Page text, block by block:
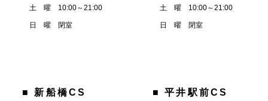
土 曜 10:00～21:00
日 曜 閉室
土 曜 10:00～21:00
日 曜 閉室
■ 新船橋CS ■ 平井駅前CS